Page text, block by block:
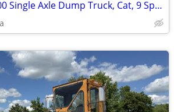
2001 Sterling L7500 Single Axle Dump Truck, Cat, 9 Speed, Clean!!